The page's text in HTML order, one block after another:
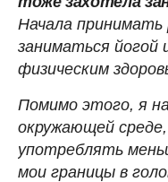
Начала
заниматься йогой
физическим
Помимо этого, я
окружающей
употреблять
мои границы в